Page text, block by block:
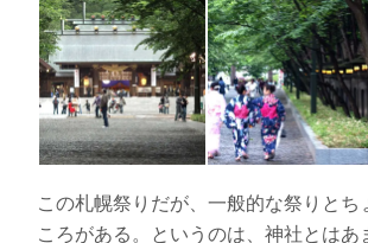
この札幌祭りだが、一般的な祭りとち
ころがある。というのは、神社とはあ